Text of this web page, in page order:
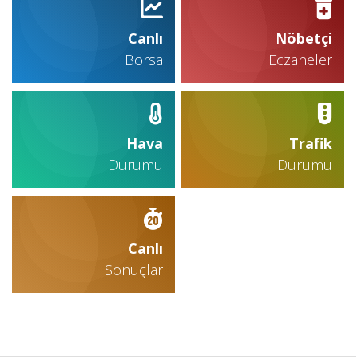
Canlı
Borsa
Nöbetçi
Eczaneler
Hava
Durumu
Trafik
Durumu
Canlı
Sonuçlar